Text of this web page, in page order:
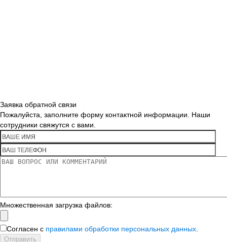
Заявка обратной связи
Пожалуйста, заполните форму контактной информации. Наши
сотрудники свяжутся с вами.
Множественная загрузка файлов:
Согласен с правилами обработки персональных данных
Отправить